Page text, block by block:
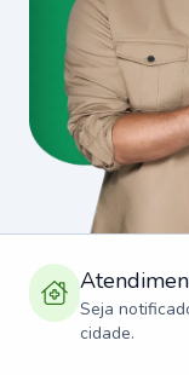
Seja
cidade.